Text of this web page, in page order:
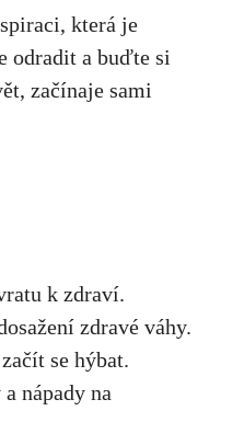
která je
‌odradit a buďte si
začínaje sami
k zdraví.
zdravé váhy.
se hýbat.
nápady ⁤na